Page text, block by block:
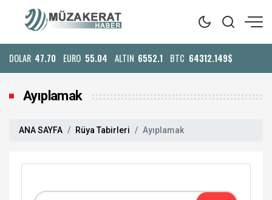
DOLAR 47.70 EURO 55.04 ALTIN 6552.1 BTC 64312.149$
Ayıplamak
ANA SAYFA Rüya Tabirleri Ayıplamak